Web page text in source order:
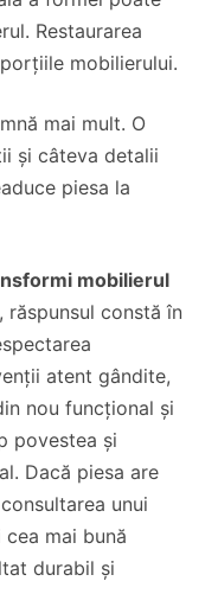
Restaurarea
mobilierului.
mai mult. O
și câteva detalii
piesa la
mobilierul
, răspunsul constă în
atent gândite,
nou funcțional și
povestea și
Dacă piesa are
unui
mai bună
durabil și